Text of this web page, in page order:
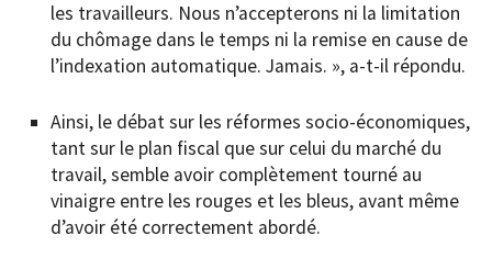
les travailleurs. Nous n’accepterons ni la limitation
du chômage dans le temps ni la remise en cause de
l’indexation automatique. Jamais. », a-t-il répondu.
Ainsi, le débat sur les réformes socio-économiques,
tant sur le plan fiscal que sur celui du marché du
travail, semble avoir complètement tourné au
vinaigre entre les rouges et les bleus, avant même
d’avoir été correctement abordé.